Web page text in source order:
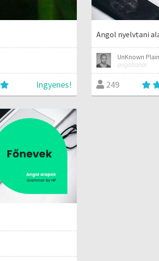
Ingyenes!
Angol nyelvtani
UnKnown
angoltanár
249